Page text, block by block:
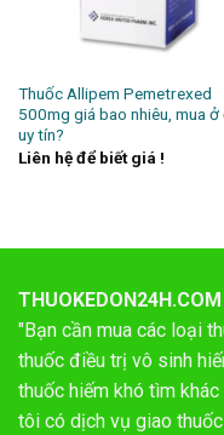
Thuốc Allipem Pemetrexed
500mg giá bao nhiêu, mua ở
uy tín?
Liên hệ để biết giá !
THUOKEDON24H.COM
"Bạn cần mua các loại
thuốc điều trị vô sinh
thuốc hiếm khó tìm
tôi có dịch vụ giao